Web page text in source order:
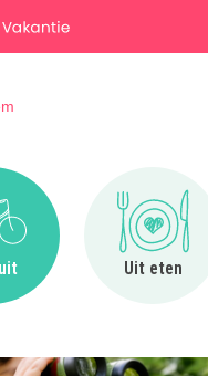
naar Eropuit
Uit eten
Ga